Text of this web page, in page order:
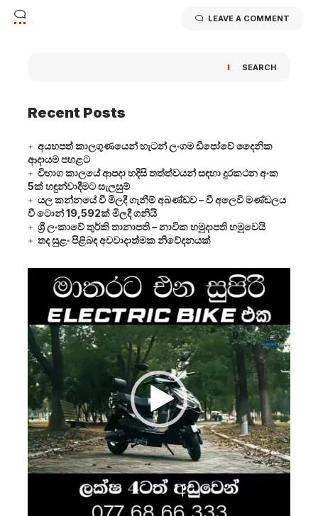
LEAVE A COMMENT
SEARCH
Recent Posts
අයහපත් කාලගුණයෙන් හැටන් ලංගම ඩිපෝවේ දෛනික
ආදායම පහළට
විභාග කාලයේ ආපදා හදිසි තත්ත්වයන් සඳහා දුරකථන අංක
5ක් හඳුන්වාදීමට සැලසුම්
යල කන්නයේ වී මිලදී ගැනීම් අඛණ්ඩව – වී අලෙවි මණ්ඩලය
වී ටොන් 19,592ක් මිලදී ගනියි
ශ්‍රී ලංකාවේ තුර්කි තානාපති – නාවික හමුදාපති හමුවෙයි
තද සුළං පිළිබඳ අවවාදාත්මක නිවේදනයක්
Player